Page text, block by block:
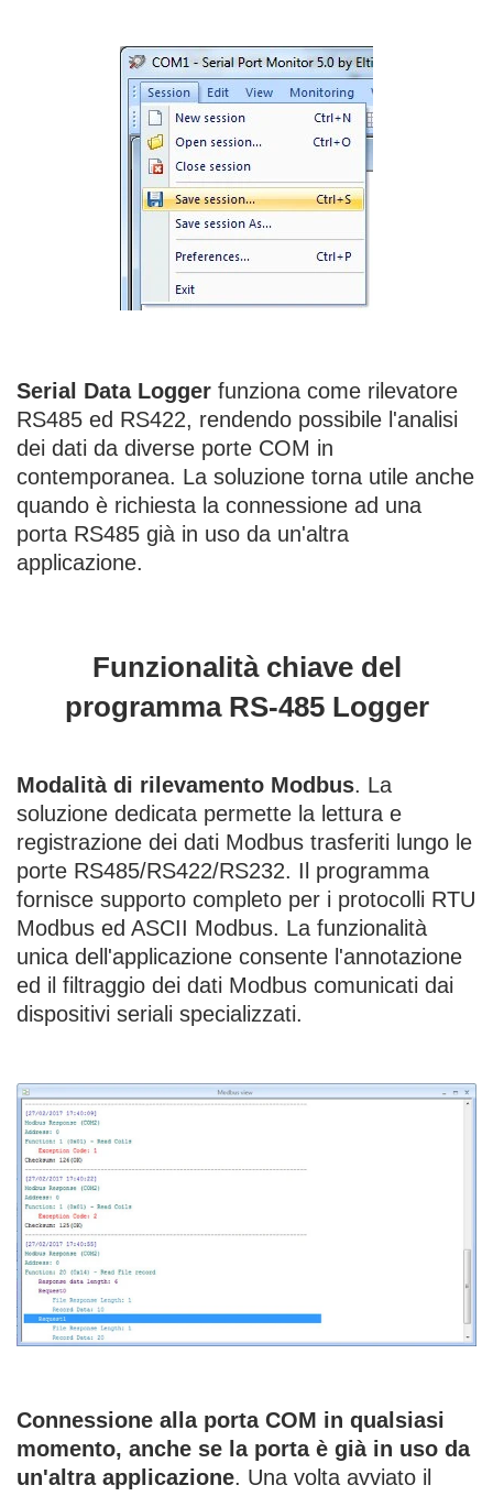
Serial Data Logger funziona come rilevatore
RS485 ed RS422, rendendo possibile l'analisi
dei dati da diverse porte COM in
contemporanea. La soluzione torna utile anche
quando è richiesta la connessione ad una
porta RS485 già in uso da un'altra
applicazione.
Funzionalità chiave del
programma RS-485 Logger
Modalità di rilevamento Modbus. La
soluzione dedicata permette la lettura e
registrazione dei dati Modbus trasferiti lungo le
porte RS485/RS422/RS232. Il programma
fornisce supporto completo per i protocolli RTU
Modbus ed ASCII Modbus. La funzionalità
unica dell'applicazione consente l'annotazione
ed il filtraggio dei dati Modbus comunicati dai
dispositivi seriali specializzati.
Connessione alla porta COM in qualsiasi
momento, anche se la porta è già in uso da
un'altra applicazione. Una volta avviato il